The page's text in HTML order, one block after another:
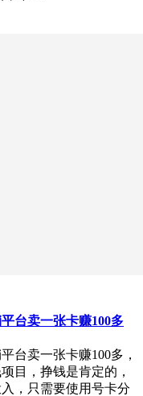
台卖一张卡赚100多
台卖一张卡赚100多，
目，挣钱是肯定的，
，只需要使用号卡分